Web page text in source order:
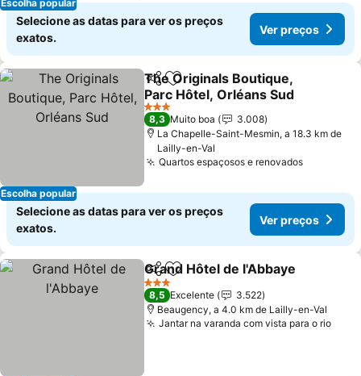
Escolha popular
Selecione as datas para ver os preços
exatos.
Ver preços
Escolha popular
PartilharAdicionar aos favoritos
The Originals Boutique,
Parc Hôtel, Orléans Sud
3 Estrelas
8,3 Muito boa
3.008
La Chapelle-Saint-Mesmin, a 18.3 km de
Lailly-en-Val
Quartos espaçosos e renovados
Selecione as datas para ver os preços
exatos.
Ver preços
PartilharAdicionar aos favoritos
Grand Hôtel de l'Abbaye
3 Estrelas
8,5 Excelente
3.522
Beaugency, a 4.0 km de Lailly-en-Val
Jantar na varanda com vista para o rio